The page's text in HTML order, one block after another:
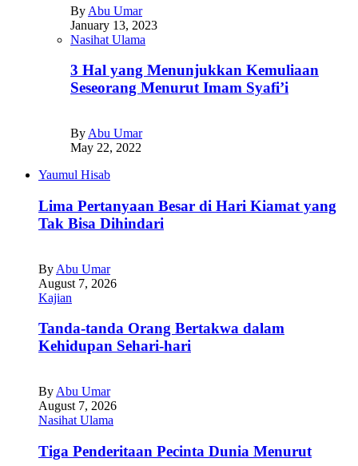
By Abu Umar
January 13, 2023
Nasihat Ulama
3 Hal yang Menunjukkan Kemuliaan
Seseorang Menurut Imam Syafi’i
By Abu Umar
May 22, 2022
Yaumul Hisab
Lima Pertanyaan Besar di Hari Kiamat yang
Tak Bisa Dihindari
By Abu Umar
August 7, 2026
Kajian
Tanda-tanda Orang Bertakwa dalam
Kehidupan Sehari-hari
By Abu Umar
August 7, 2026
Nasihat Ulama
Tiga Penderitaan Pecinta Dunia Menurut